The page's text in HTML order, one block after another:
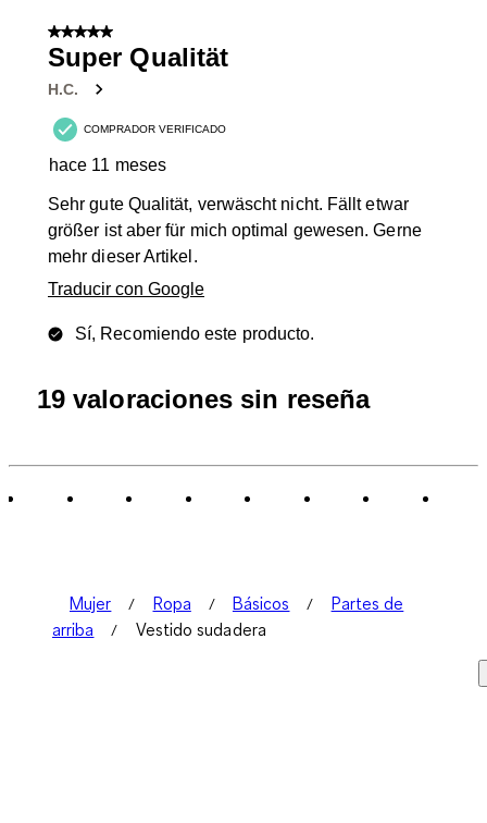
5 de 5 estrellas.
Super Qualität
H.C.
COMPRADOR VERIFICADO
hace 11 meses
Sehr gute Qualität, verwäscht nicht. Fällt etwar
größer ist aber für mich optimal gewesen. Gerne
mehr dieser Artikel.
Traducir con Google
Sí, Recomiendo este producto.
19 valoraciones sin reseña
Mujer Ropa Básicos
Partes de
arriba
Vestido sudadera